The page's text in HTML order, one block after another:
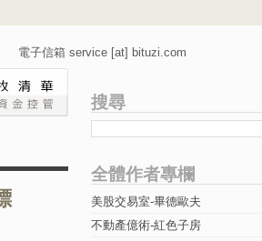
電子信箱 service [at] bituzi.com
搜尋
全體作者專欄
美股交易室-畢德歐夫
不動產億術-紅色子房